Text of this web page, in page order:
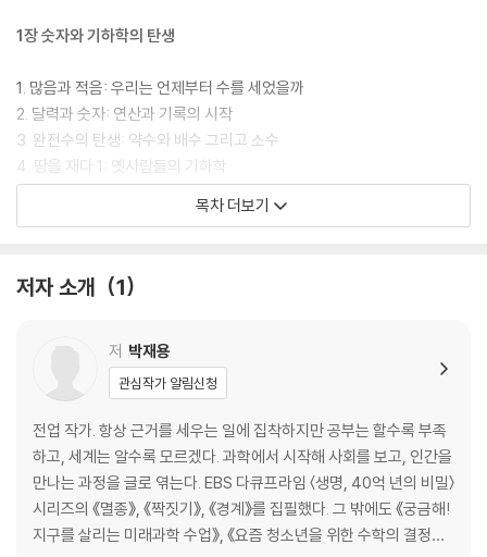
1장 숫자와 기하학의 탄생
1. 많음과 적음: 우리는 언제부터 수를 세었을까
2. 달력과 숫자: 연산과 기록의 시작
3. 완전수의 탄생: 약수와 배수 그리고 소수
4. 땅을 재다 1: 옛사람들의 기하학
5. 땅을 재다 2: 그리스와 로마의 기하학
1. 수학의 달인 인도인: 0의 탄생
3. 수체계 자연수에서 복소수까지
3장 현대 문명을 움직이는 수학 개념
1. 제곱에 제곱을 더하면: 로그와 지수
2. 도박에서 컴퓨터까지: 확률론의 탄생과 전개
3. 현대 수학의 총아: 집합
4. 해석기하학: 방정식과 함수
목차 더보기
저자 소개 1
저 박재용
관심작가 알림신청
전업 작가. 항상 근거를 세우는 일에 집착하지만 공부는 할수록 부족
하고, 세계는 알수록 모르겠다. 과학에서 시작해 사회를 보고, 인간을
만나는 과정을 글로 엮는다. EBS 다큐프라임 〈생명, 40억 년의 비밀〉
시리즈의 《멸종》, 《짝짓기》, 《경계》를 집필했다. 그 밖에도 《궁금해!
지구를 살리는 미래과학 수업》, 《요즘 청소년을 위한 수학의 결정적